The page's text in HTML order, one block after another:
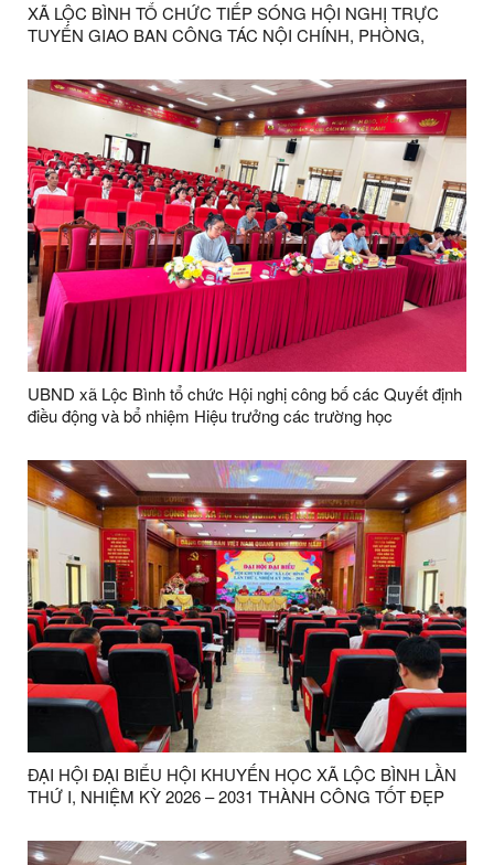
XÃ LỘC BÌNH TỔ CHỨC TIẾP SÓNG HỘI NGHỊ TRỰC
TUYẾN GIAO BAN CÔNG TÁC NỘI CHÍNH, PHÒNG,
CÁCH TƯ PHÁP 6 THÁNG ĐẦU NĂM 2026
UBND xã Lộc Bình tổ chức Hội nghị công bố các Quyết định
điều động và bổ nhiệm Hiệu trưởng các trường học
ĐẠI HỘI ĐẠI BIỂU HỘI KHUYẾN HỌC XÃ LỘC BÌNH LẦN
THỨ I, NHIỆM KỲ 2026 – 2031 THÀNH CÔNG TỐT ĐẸP